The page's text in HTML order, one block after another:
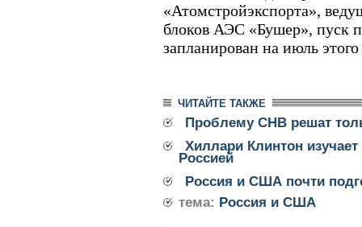
«Атомстройэкспорта»,
блоков АЭС «Бушер», пуск
запланирован на июль этого
ЧИТАЙТЕ ТАКЖЕ
Проблему СНВ решат
Хиллари Клинтон изучает
Россией
Россия и США почти
тема: Россия и США